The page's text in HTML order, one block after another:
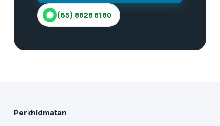
(65) 8828 8180
Perkhidmatan